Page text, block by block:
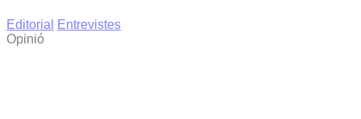
Editorial
Entrevistes
Opinió